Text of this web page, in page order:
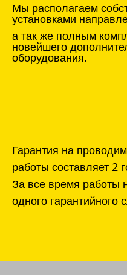
Мы располагаем
установками
а так же полным
новейшего
оборудования.
Гарантия на
работы составляет 2
За все время работы
одного гарантийного